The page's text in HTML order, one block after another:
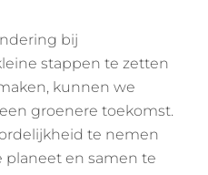
bij
stappen te zetten
kunnen we
groenere toekomst.
te nemen
planeet en samen te